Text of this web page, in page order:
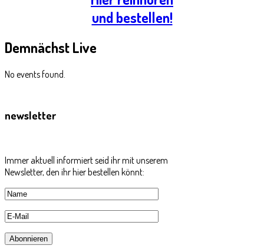
und bestellen!
DemnächstLive
No events found.
newsletter
Immer aktuell informiert seid ihr mit unserem
Newsletter, den ihr hier bestellen könnt: